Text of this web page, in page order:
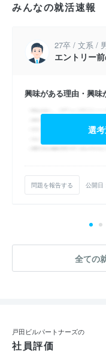
みんなの就活速報
27卒 / 文系 /
エントリー
興味がある理由・興味
選
問題を報告する 公開日
全ての
戸田ビルパートナーズの
社員評価